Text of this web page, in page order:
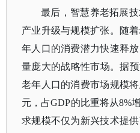
最后，智慧养老拓展
产业升级与规模扩张。随
年人口的消费潜力快速释
量庞大的战略性市场。据预
老年人口的消费市场规模
元，占GDP的比重将从8%
求规模不仅为新兴技术提